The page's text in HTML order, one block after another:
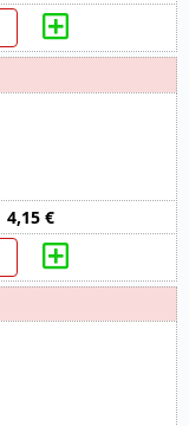
4,15 €